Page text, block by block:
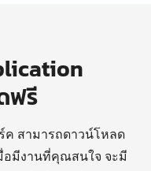
ฟรี
ค สามารถดาวน์โหลด
อมีงานที่คุณสนใจ จะมี